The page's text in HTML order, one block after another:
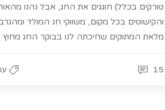
טורקים בכלל) חוגגים את החג, אבל נהנו
והקישוטים בכל מקום, משווקי חג המולד
מלאת המתוקים שחיכתה לנו בבוקר החג מחוץ
15